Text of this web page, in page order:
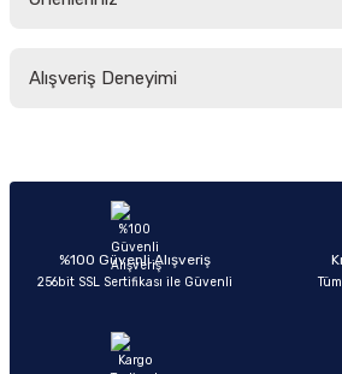
yetersiz gördüğünüz noktaları öneri
Ürün açıklamasında eksik bilgiler bulunuyor.
Ürün bilgilerinde hatalar bulunuyor.
Ürün fiyatı diğer sitelerden daha pahalı.
Alışveriş Deneyimi
Sitemize ilk yorumu siz
%100 Güvenli Alışveriş
256bit SSL Sertifikası ile Güvenli